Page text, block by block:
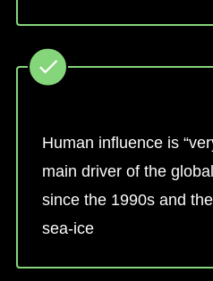
Human influence is
main driver of the
since the 1990s and
sea-ice